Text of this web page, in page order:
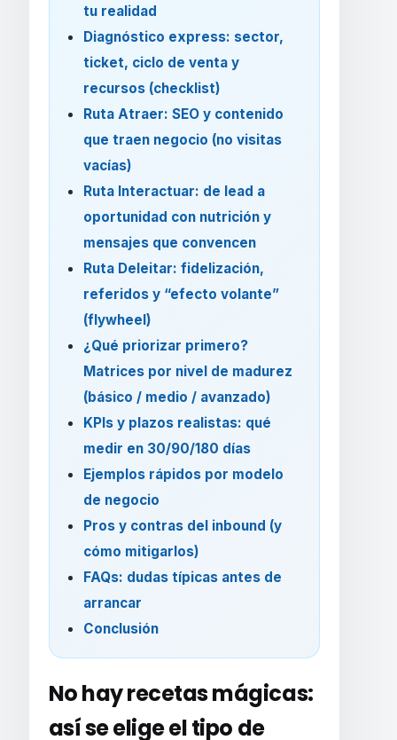
tu realidad
Diagnóstico express: sector,
ticket, ciclo de venta y
recursos (checklist)
Ruta Atraer: SEO y contenido
que traen negocio (no visitas
vacías)
Ruta Interactuar: de lead a
oportunidad con nutrición y
mensajes que convencen
Ruta Deleitar: fidelización,
referidos y “efecto volante”
(flywheel)
¿Qué priorizar primero?
Matrices por nivel de madurez
(básico / medio / avanzado)
KPIs y plazos realistas: qué
medir en 30/90/180 días
Ejemplos rápidos por modelo
de negocio
Pros y contras del inbound (y
cómo mitigarlos)
FAQs: dudas típicas antes de
arrancar
Conclusión
No hay recetas mágicas:
así se elige eltipo de